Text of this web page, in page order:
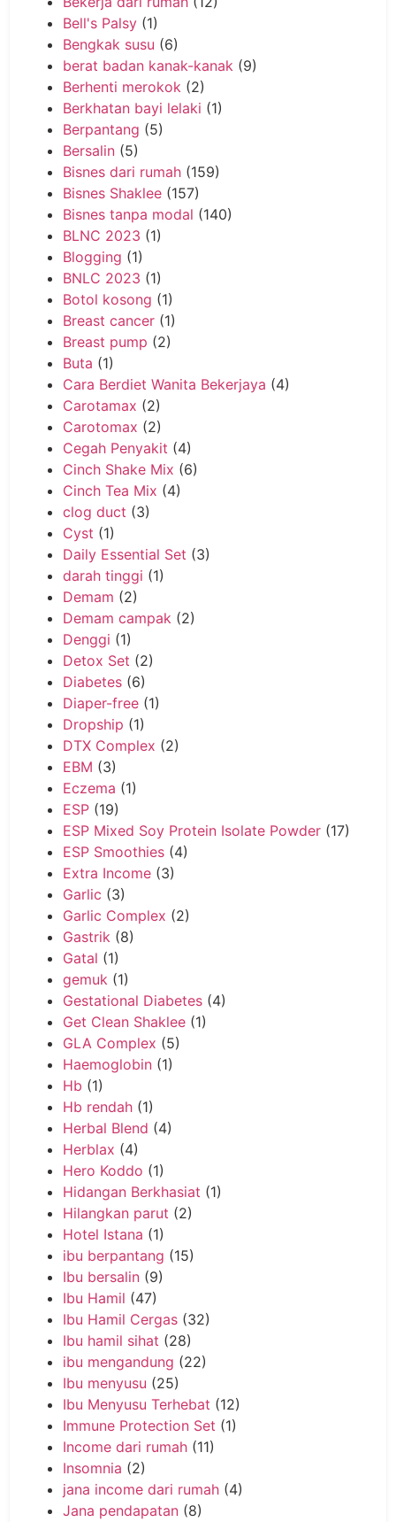
Bell's Palsy (1)
Bengkak susu (6)
berat badan kanak-kanak (9)
Berhenti merokok (2)
Berkhatan bayi lelaki (1)
Berpantang (5)
Bersalin (5)
Bisnes dari rumah (159)
Bisnes Shaklee (157)
Bisnes tanpa modal (140)
BLNC 2023 (1)
Blogging (1)
BNLC 2023 (1)
Botol kosong (1)
Breast cancer (1)
Breast pump (2)
Buta (1)
Cara Berdiet Wanita Bekerjaya (4)
Carotamax (2)
Carotomax (2)
Cegah Penyakit (4)
Cinch Shake Mix (6)
Cinch Tea Mix (4)
clog duct (3)
Cyst (1)
Daily Essential Set (3)
darah tinggi (1)
Demam (2)
Demam campak (2)
Denggi (1)
Detox Set (2)
Diabetes (6)
Diaper-free (1)
Dropship (1)
DTX Complex (2)
EBM (3)
Eczema (1)
ESP (19)
ESP Mixed Soy Protein Isolate Powder (17)
ESP Smoothies (4)
Extra Income (3)
Garlic (3)
Garlic Complex (2)
Gastrik (8)
Gatal (1)
gemuk (1)
Gestational Diabetes (4)
Get Clean Shaklee (1)
GLA Complex (5)
Haemoglobin (1)
Hb (1)
Hb rendah (1)
Herbal Blend (4)
Herblax (4)
Hero Koddo (1)
Hidangan Berkhasiat (1)
Hilangkan parut (2)
Hotel Istana (1)
ibu berpantang (15)
Ibu bersalin (9)
Ibu Hamil (47)
Ibu Hamil Cergas (32)
Ibu hamil sihat (28)
ibu mengandung (22)
Ibu menyusu (25)
Ibu Menyusu Terhebat (12)
Immune Protection Set (1)
Income dari rumah (11)
Insomnia (2)
jana income dari rumah (4)
Jana pendapatan (8)